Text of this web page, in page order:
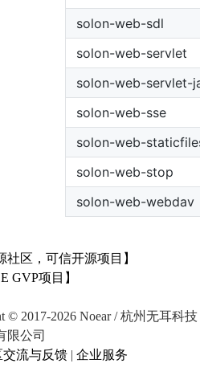
solon-web-sdl
solon-web-servlet
solon-web-servlet-
solon-web-sse
solon-web-
solon-web-stop
solon-web-webdav
社区，可信开源项目】
GVP项目】
© 2017-2026 Noear / 杭州无耳科技
限公司
交流与反馈| 企业服务